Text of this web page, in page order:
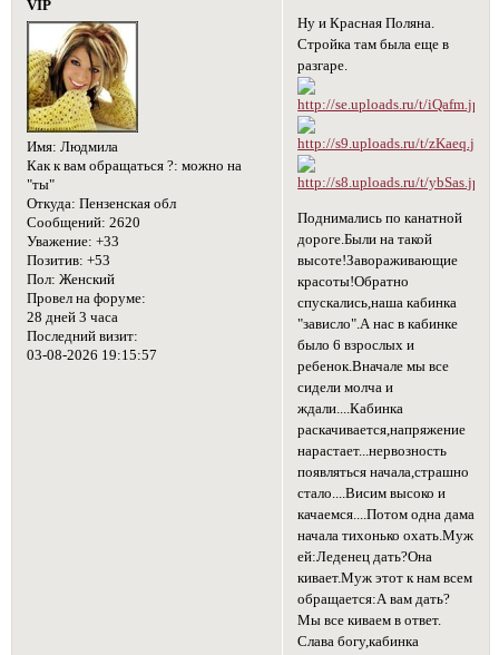
VIP
Имя: Людмила
Как к вам обращаться ?: можно на
"ты"
Откуда: Пензенская обл
Сообщений: 2620
Уважение: +33
Позитив: +53
Пол: Женский
Провел на форуме:
28 дней 3 часа
Последний визит:
03-08-2026 19:15:57
Ну и Красная Поляна.
Стройка там была еще в
разгаре.
Поднимались по канатной
дороге.Были на такой
высоте!Завораживающие
красоты!Обратно
спускались,наша кабинка
"зависло".А нас в кабинке
было 6 взрослых и
ребенок.Вначале мы все
сидели молча и
ждали....Кабинка
раскачивается,напряжение
нарастает...нервозность
появляться начала,страшно
стало....Висим высоко и
качаемся....Потом одна дама
начала тихонько охать.Муж
ей:Леденец дать?Она
кивает.Муж этот к нам всем
обращается:А вам дать?
Мы все киваем в ответ.
Слава богу,кабинка